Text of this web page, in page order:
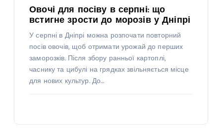
Овочі для посіву в серпні: що
встигне зрости до морозів у Дніпрі
У серпні в Дніпрі можна розпочати повторний
посів овочів, щоб отримати урожай до перших
заморозків. Після збору ранньої картоплі,
часнику та цибулі на грядках звільняється місце
для нових культур. До…